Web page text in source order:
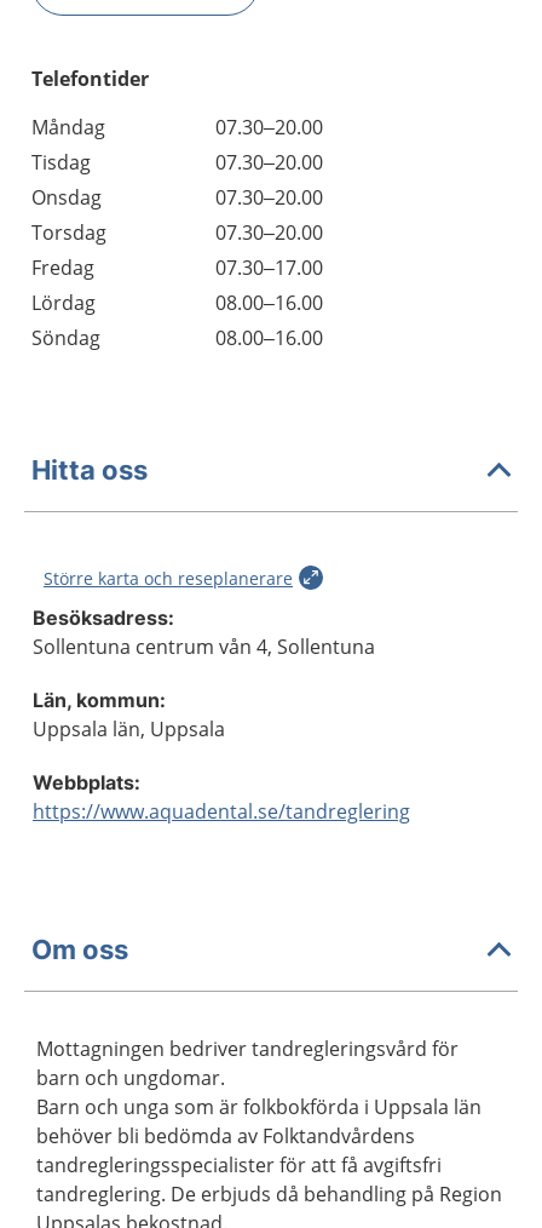
Telefontider
Måndag
07.30–20.00
Tisdag
07.30–20.00
Onsdag
07.30–20.00
Torsdag
07.30–20.00
Fredag
07.30–17.00
Lördag
08.00–16.00
Söndag
08.00–16.00
Hitta oss
Större karta och reseplanerare
Besöksadress:
Sollentuna centrum vån 4, Sollentuna
Län, kommun:
Uppsala län, Uppsala
Webbplats:
https://www.aquadental.se/tandreglering
Om oss
Mottagningen bedriver tandregleringsvård för
barn och ungdomar.
Barn och unga som är folkbokförda i Uppsala län
behöver bli bedömda av Folktandvårdens
tandregleringsspecialister för att få avgiftsfri
tandreglering. De erbjuds då behandling på Region